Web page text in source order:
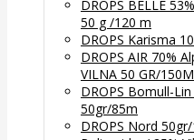
DROPS BELLE
50 g /120 m
DROPS Karisma
DROPS AIR 70%
VILNA 50 GR/150M
DROPS Bomull-
50gr/85m
DROPS Nord